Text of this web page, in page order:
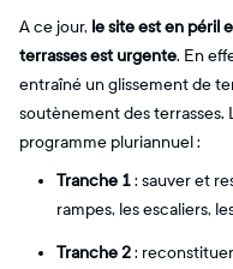
A ce jour, le site est en péril
terrasses est urgente. En
entraîné un glissement de
soutènement des terrasses.
programme pluriannuel :
Tranche 1: sauver et
rampes, les escaliers,
Tranche 2: